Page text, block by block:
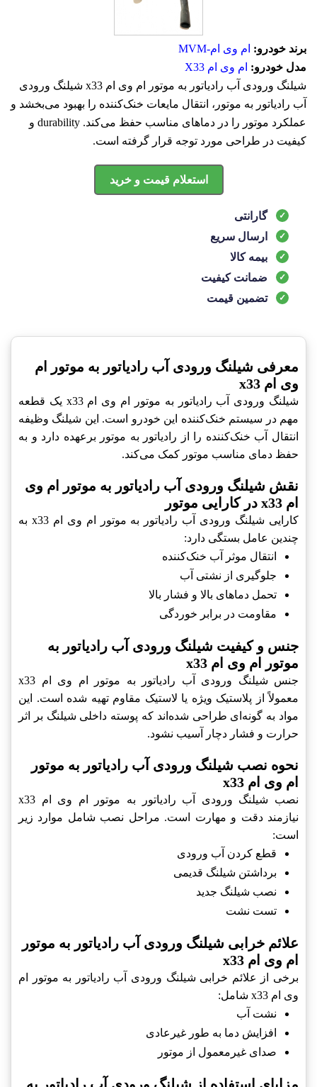
برند خودرو: ام وی ام-MVM
مدل خودرو: ام وی ام X33
شیلنگ ورودی آب رادیاتور به موتور ام وی ام x33 شیلنگ ورودی
آب رادیاتور به موتور، انتقال مایعات خنک‌کننده را بهبود می‌بخشد و
عملکرد موتور را در دماهای مناسب حفظ می‌کند. durability و
کیفیت در طراحی مورد توجه قرار گرفته است.
استعلام قیمت و خرید
گارانتی
ارسال سریع
بیمه کالا
ضمانت کیفیت
تضمین قیمت
معرفی شیلنگ ورودی آب رادیاتور به موتور ام
وی ام x33
شیلنگ ورودی آب رادیاتور به موتور ام وی ام x33 یک قطعه
مهم در سیستم خنک‌کننده این خودرو است. این شیلنگ وظیفه
انتقال آب خنک‌کننده را از رادیاتور به موتور برعهده دارد و به
حفظ دمای مناسب موتور کمک می‌کند.
نقش شیلنگ ورودی آب رادیاتور به موتور ام وی
ام x33 در کارایی موتور
کارایی شیلنگ ورودی آب رادیاتور به موتور ام وی ام x33 به
چندین عامل بستگی دارد:
انتقال موثر آب خنک‌کننده
جلوگیری از نشتی آب
تحمل دماهای بالا و فشار بالا
مقاومت در برابر خوردگی
جنس و کیفیت شیلنگ ورودی آب رادیاتور به
موتور ام وی ام x33
جنس شیلنگ ورودی آب رادیاتور به موتور ام وی ام x33
معمولاً از پلاستیک ویژه یا لاستیک مقاوم تهیه شده است. این
مواد به گونه‌ای طراحی شده‌اند که پوسته داخلی شیلنگ بر اثر
حرارت و فشار دچار آسیب نشود.
نحوه نصب شیلنگ ورودی آب رادیاتور به موتور
ام وی ام x33
نصب شیلنگ ورودی آب رادیاتور به موتور ام وی ام x33
نیازمند دقت و مهارت است. مراحل نصب شامل موارد زیر
است:
قطع کردن آب ورودی
برداشتن شیلنگ قدیمی
نصب شیلنگ جدید
تست نشت
علائم خرابی شیلنگ ورودی آب رادیاتور به موتور
ام وی ام x33
برخی از علائم خرابی شیلنگ ورودی آب رادیاتور به موتور ام
وی ام x33 شامل:
نشت آب
افزایش دما به طور غیرعادی
صدای غیرمعمول از موتور
مزایای استفاده از شیلنگ ورودی آب رادیاتور به